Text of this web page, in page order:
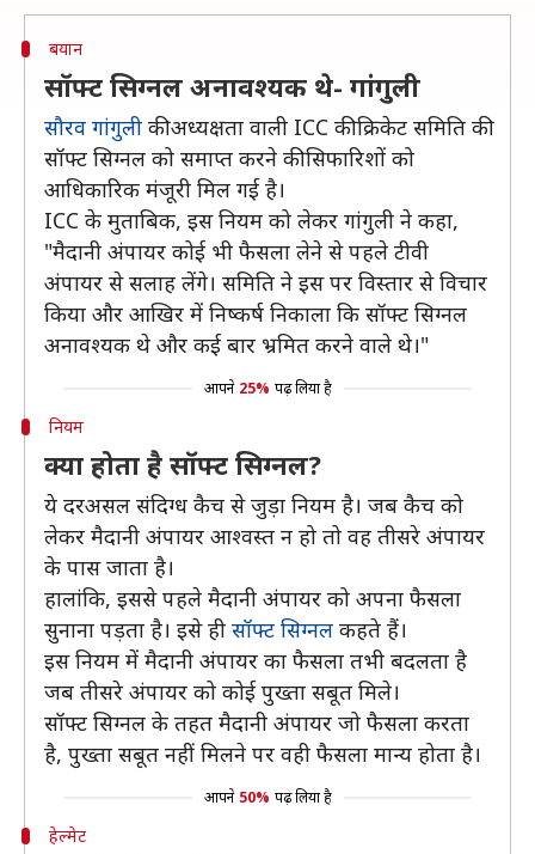
बयान
सॉफ्ट सिग्नल अनावश्यक थे- गांगुली
सौरव गांगुली की अध्यक्षता वाली ICC की क्रिकेट समिति की
सॉफ्ट सिग्नल को समाप्त करने की सिफारिशों को
आधिकारिक मंजूरी मिल गई है।
ICC के मुताबिक, इस नियम को लेकर गांगुली ने कहा,
"मैदानी अंपायर कोई भी फैसला लेने से पहले टीवी
अंपायर से सलाह लेंगे। समिति ने इस पर विस्तार से विचार
किया और आखिर में निष्कर्ष निकाला कि सॉफ्ट सिग्नल
अनावश्यक थे और कई बार भ्रमित करने वाले थे।"
आपने 25% पढ़ लिया है
नियम
क्या होता है सॉफ्ट सिग्नल?
ये दरअसल संदिग्ध कैच से जुड़ा नियम है। जब कैच को
लेकर मैदानी अंपायर आश्वस्त न हो तो वह तीसरे अंपायर
के पास जाता है।
हालांकि, इससे पहले मैदानी अंपायर को अपना फैसला
सुनाना पड़ता है। इसे ही सॉफ्ट सिग्नल कहते हैं।
इस नियम में मैदानी अंपायर का फैसला तभी बदलता है
जब तीसरे अंपायर को कोई पुख्ता सबूत मिले।
सॉफ्ट सिग्नल के तहत मैदानी अंपायर जो फैसला करता
है, पुख्ता सबूत नहीं मिलने पर वही फैसला मान्य होता है।
आपने 50% पढ़ लिया है
हेल्मेट